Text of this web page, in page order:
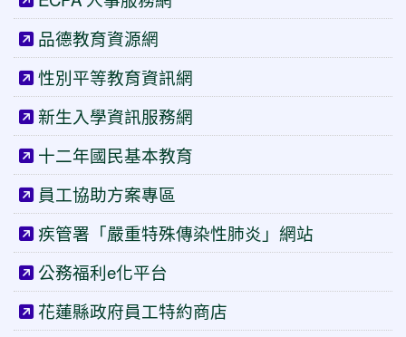
品德教育資源網
性別平等教育資訊網
新生入學資訊服務網
十二年國民基本教育
員工協助方案專區
疾管署「嚴重特殊傳染性肺炎」網站
公務福利e化平台
花蓮縣政府員工特約商店